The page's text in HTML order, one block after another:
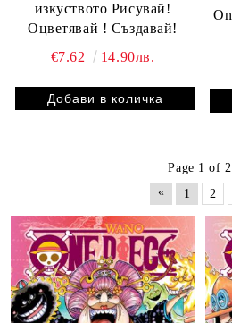
изкуството Рисувай!
Оцветявай ! Създавай!
€7.62
14.90лв.
Page 1 of 2
«
1 2